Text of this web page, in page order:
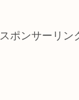
スポンサーリン